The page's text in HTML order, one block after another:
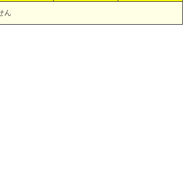
ん